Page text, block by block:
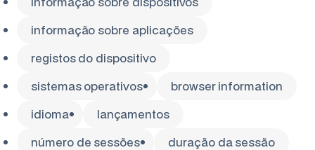
informação sobre aplicações
registos do dispositivo
sistemas operativos
browser information
idioma
lançamentos
número de sessões
duração da sessão